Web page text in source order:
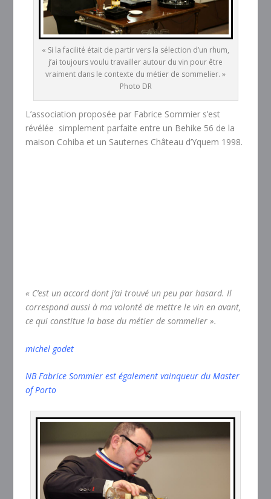
« Si la facilité était de partir vers la sélection d’un rhum,
j’ai toujours voulu travailler autour du vin pour être
vraiment dans le contexte du métier de sommelier. »
Photo DR
L’association proposée par Fabrice Sommier s’est
révélée simplement parfaite entre un Behike 56 de la
maison Cohiba et un Sauternes Château d’Yquem 1998.
« C’est un accord dont j’ai trouvé un peu par hasard. Il
correspond aussi à ma volonté de mettre le vin en avant,
ce qui constitue la base du métier de sommelier ».
michel godet
NB Fabrice Sommier est également vainqueur du Master
of Porto